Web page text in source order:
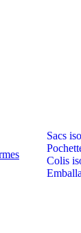
Sacs
Colis